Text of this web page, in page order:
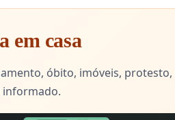
em casa
óbito, imóveis,
informado.